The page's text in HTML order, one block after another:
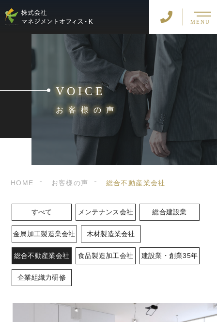
MENU
VOICE
お客様の声
HOME お客様の声 総合不動産業会社
すべて メンテナンス会社 総合建設業
金属加工製造業会社 木材製造業会社
総合不動産業会社 食品製造加工会社 建設業・創業35年
企業組織力研修